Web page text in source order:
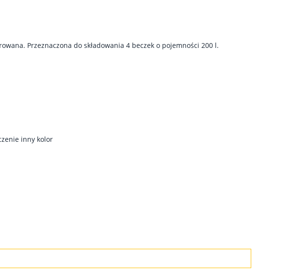
Przeznaczona do składowania 4 beczek o pojemności 200 l.
inny kolor